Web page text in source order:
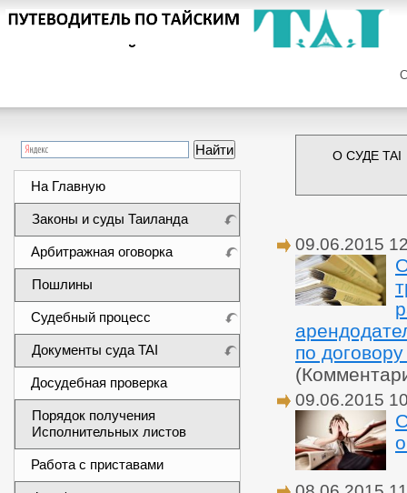
На Главную
Законы и суды Таиланда
Арбитражная оговорка
Пошлины
Судебный процесс
Документы суда TAI
Досудебная проверка
Порядок получения
Исполнительных листов
Работа с приставами
О СУДЕ TAI
09.06.2015
по
09.06.2015